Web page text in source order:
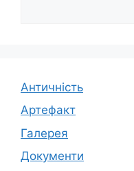
Античність
Артефакт
Галерея
Документи